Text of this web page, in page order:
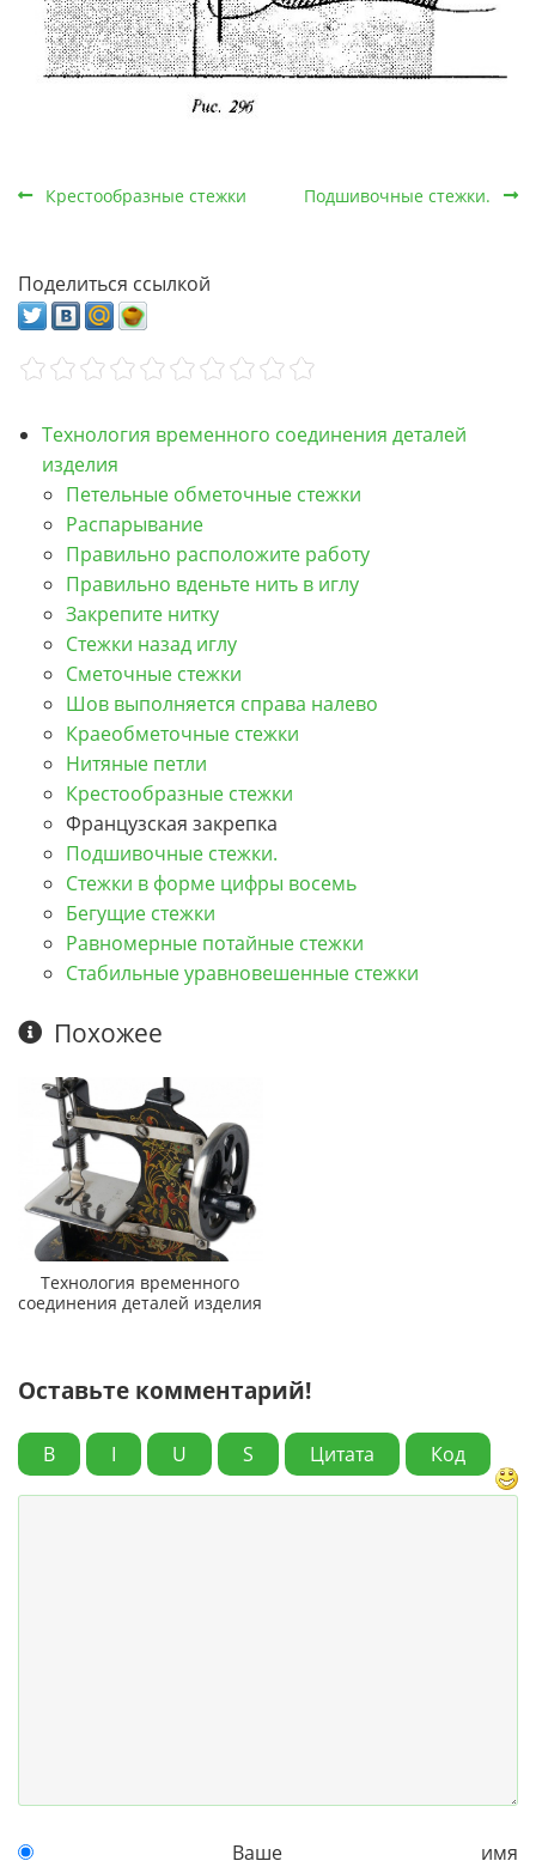
Крестообразные стежки Подшивочные стежки.
Поделиться ссылкой
Технология временного соединения деталей
изделия
Петельные обметочные стежки
Распарывание
Правильно расположите работу
Правильно вденьте нить в иглу
Закрепите нитку
Стежки назад иглу
Сметочные стежки
Шов выполняется справа налево
Краеобметочные стежки
Нитяные петли
Крестообразные стежки
Французская закрепка
Подшивочные стежки.
Стежки в форме цифры восемь
Бегущие стежки
Равномерные потайные стежки
Стабильные уравновешенные стежки
Похожее
Технология временного
соединения деталей изделия
Оставьте комментарий!
B I U S Цитата Код
Ваше имя